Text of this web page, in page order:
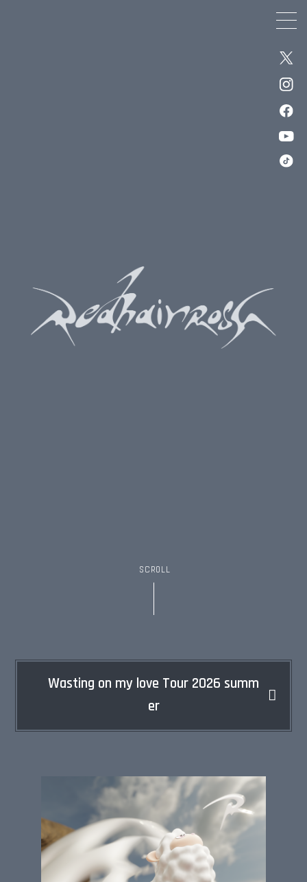
SCROLL
Wasting on my love Tour 2026 summ
er